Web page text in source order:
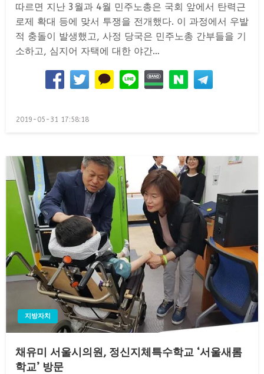
따르면 지난 3월과 4월 민주노총은 국회 앞에서 탄력근
로제 확대 등에 맞서 투쟁을 전개했다. 이 과정에서 우발
적 충돌이 발생했고, 사정 당국은 민주노총 간부들을 기
소하고, 심지어 자택에 대한 야간…
Posted
2019-05-31 17:58:18
지방자치
채유미 서울시의원, 정신지체특수학교 ‘서울새롬
학교’ 방문